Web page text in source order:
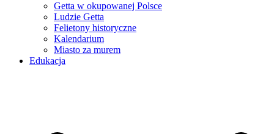
Getta w okupowanej Polsce
Ludzie Getta
Felietony historyczne
Kalendarium
Miasto za murem
Edukacja